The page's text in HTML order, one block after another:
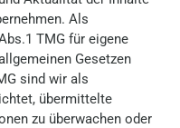
Als
TMG für eigene
Gesetzen
sind wir als
übermittelte
zu überwachen oder